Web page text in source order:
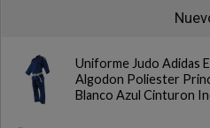
Uniforme Judo Adidas
Algodon Poliester
Blanco Azul Cinturon